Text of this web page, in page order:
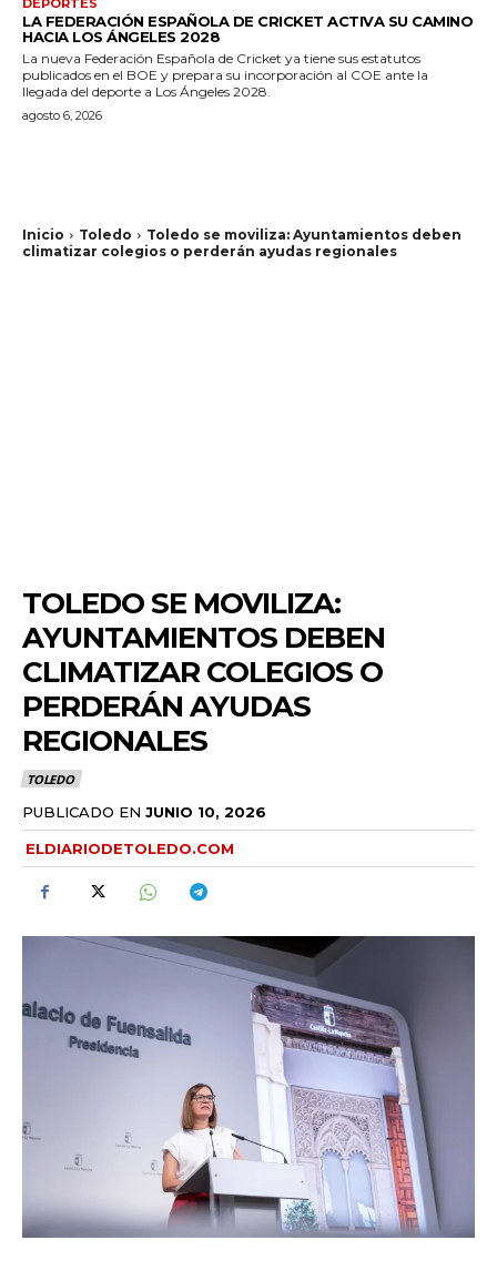
LA FEDERACIÓN ESPAÑOLA DE CRICKET ACTIVA SU CAMINO
HACIA LOS ÁNGELES 2028
La nueva Federación Española de Cricket ya tiene sus estatutos
publicados en el BOE y prepara su incorporación al COE ante la
llegada del deporte a Los Ángeles 2028.
agosto 6, 2026